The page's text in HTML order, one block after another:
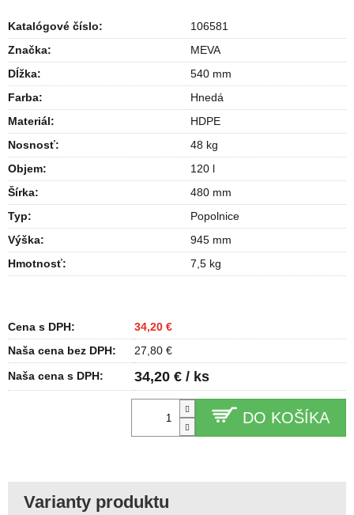
DO KOŠÍKA
Katalógové číslo:
106581
Značka:
MEVA
Dĺžka:
540 mm
Farba:
Hnedá
Materiál:
HDPE
Nosnosť:
48 kg
Objem:
120 l
Šírka:
480 mm
Typ:
Popolnice
Výška:
945 mm
Hmotnosť: 7,5 kg
Cena s DPH:
34,20 €
Naša cena bez DPH:
27,80 €
Naša cena s DPH:
34,20 € / ks